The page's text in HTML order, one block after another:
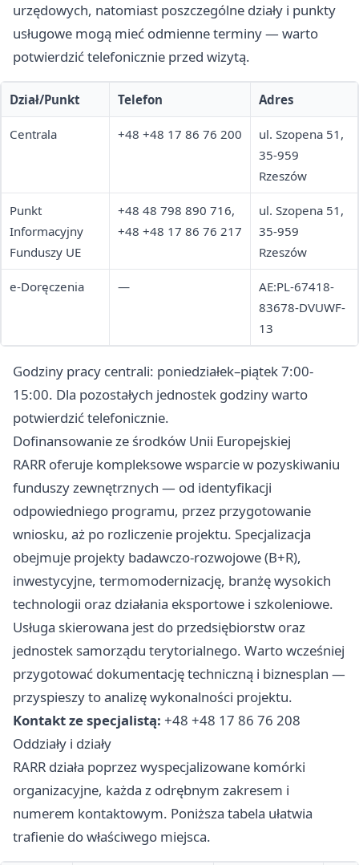
urzędowych, natomiast poszczególne działy i punkty
usługowe mogą mieć odmienne terminy — warto
potwierdzić telefonicznie przed wizytą.
Dział/Punkt Telefon Adres
Centrala +48 +48 17 86 76 200
ul. Szopena 51,
35-959
Rzeszów
Punkt
Informacyjny
Funduszy UE
+48 48 798 890 716,
+48 +48 17 86 76 217
ul. Szopena 51,
35-959
Rzeszów
e-Doręczenia —
AE:PL-67418-
83678-DVUWF-
13
Godziny pracy centrali: poniedziałek–piątek 7:00-
15:00. Dla pozostałych jednostek godziny warto
potwierdzić telefonicznie.
Dofinansowanie ze środków Unii Europejskiej
RARR oferuje kompleksowe wsparcie w pozyskiwaniu
funduszy zewnętrznych — od identyfikacji
odpowiedniego programu, przez przygotowanie
wniosku, aż po rozliczenie projektu. Specjalizacja
obejmuje projekty badawczo-rozwojowe (B+R),
inwestycyjne, termomodernizację, branżę wysokich
technologii oraz działania eksportowe i szkoleniowe.
Usługa skierowana jest do przedsiębiorstw oraz
jednostek samorządu terytorialnego. Warto wcześniej
przygotować dokumentację techniczną i biznesplan —
przyspieszy to analizę wykonalności projektu.
Kontakt ze specjalistą: +48 +48 17 86 76 208
Oddziały i działy
RARR działa poprzez wyspecjalizowane komórki
organizacyjne, każda z odrębnym zakresem i
numerem kontaktowym. Poniższa tabela ułatwia
trafienie do właściwego miejsca.